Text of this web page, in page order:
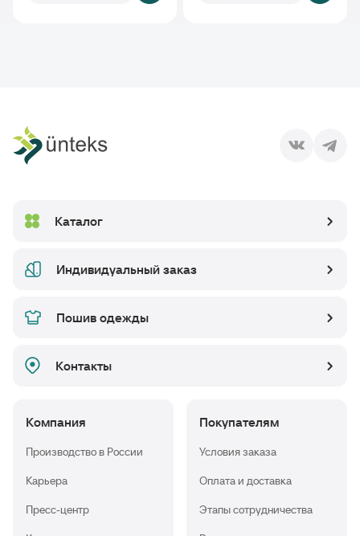
Каталог
Индивидуальный заказ
Пошив одежды
Контакты
Компания
Производство в России
Карьера
Пресс-центр
Покупателям
Условия заказа
Оплата и доставка
Этапы сотрудничества